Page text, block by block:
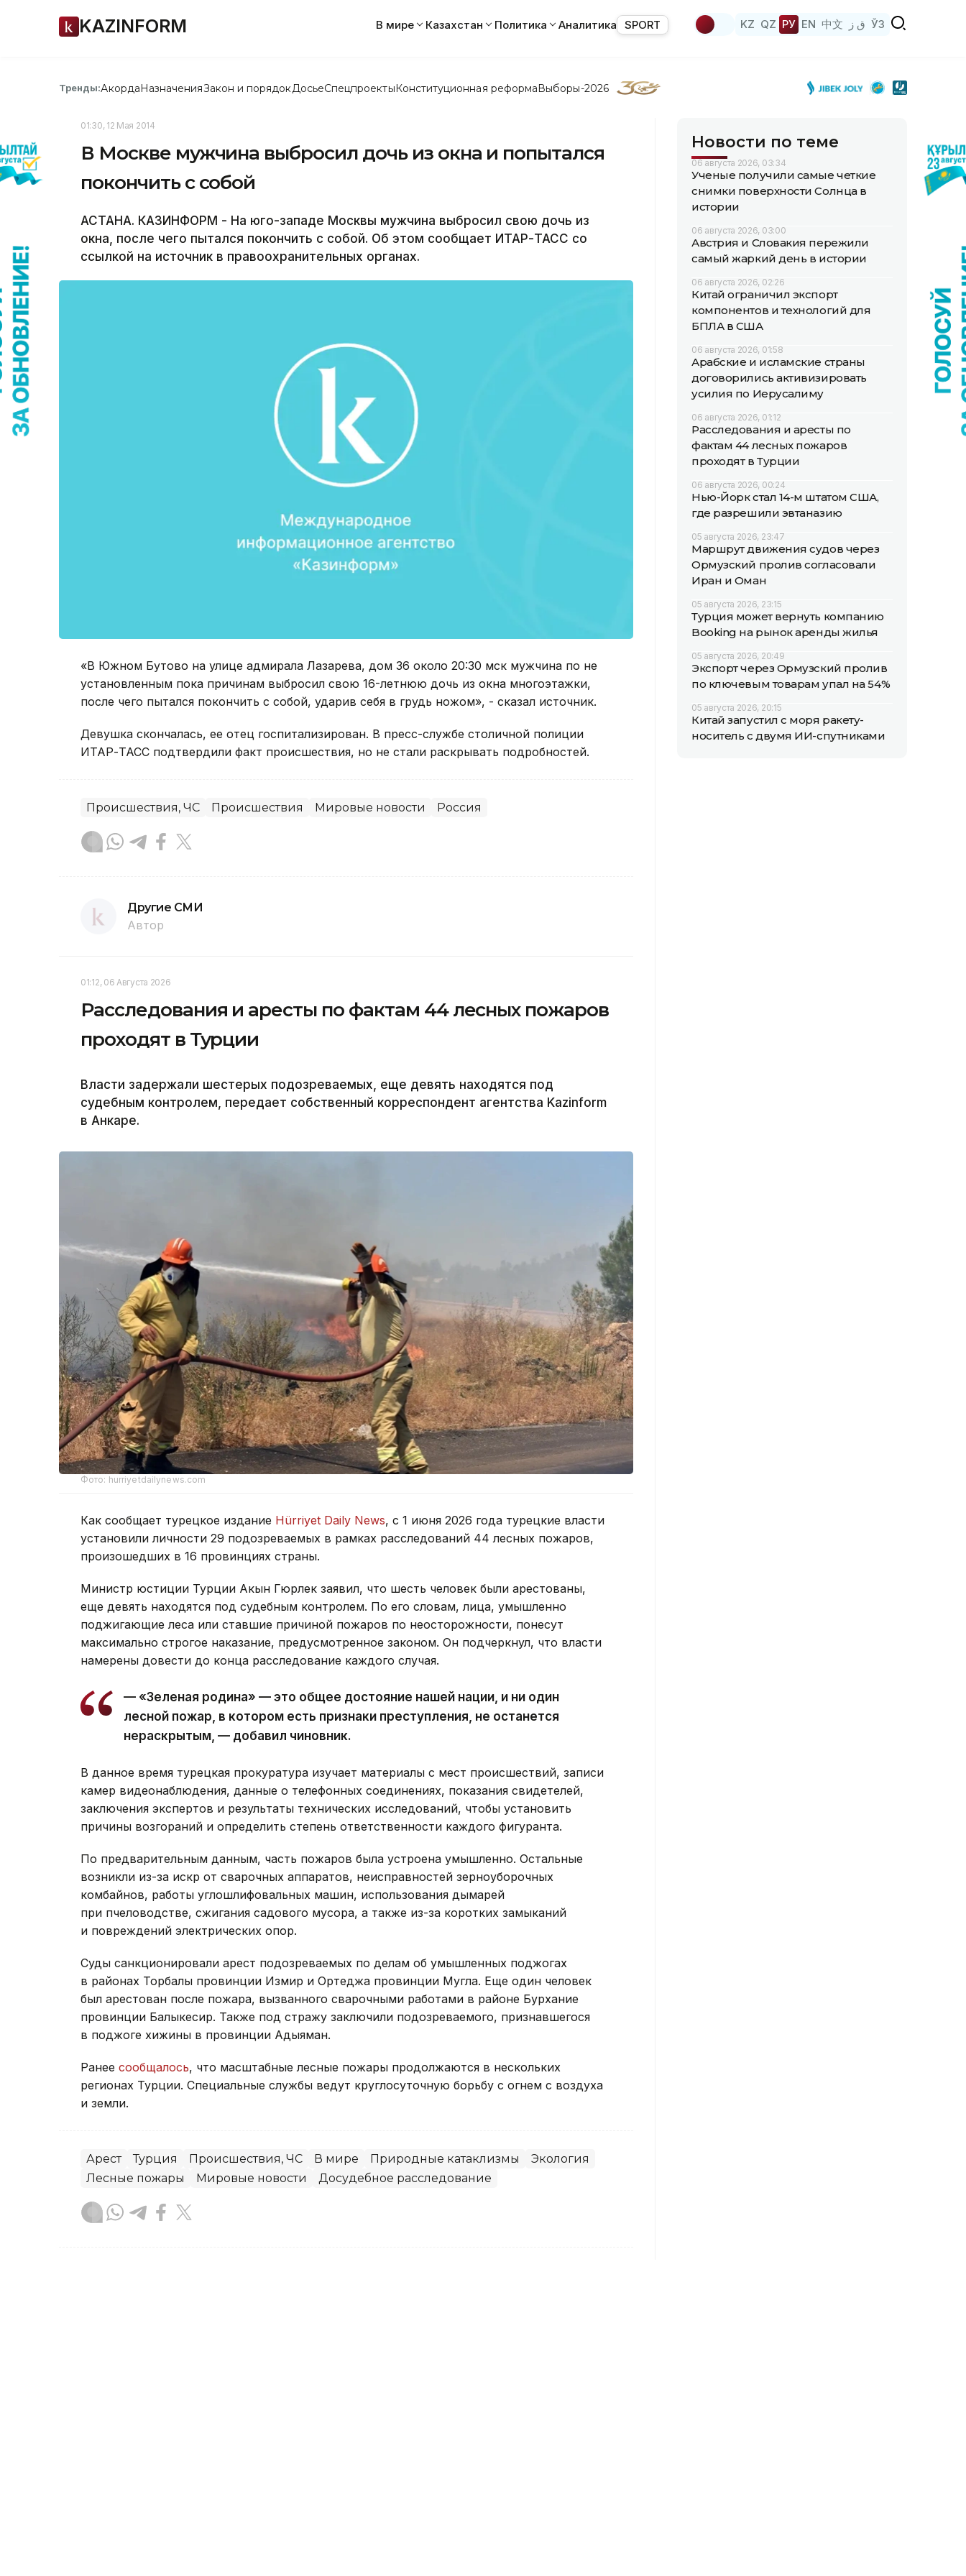
KAZINFORM В мире Казахстан Политика Аналитика SPORT KZ QZ РУ EN 中文 ق ز ЎЗ
Тренды:АкордаНазначенияЗакон и порядок ДосьеСпецпроектыКонституционная реформаВыборы-2026
01:30, 12 Мая 2014
В Москве мужчина выбросил дочь из окна и попытался
покончить с собой
АСТАНА. КАЗИНФОРМ - На юго-западе Москвы мужчина выбросил свою дочь из
окна, после чего пытался покончить с собой. Об этом сообщает ИТАР-ТАСС со
ссылкой на источник в правоохранительных органах.
«В Южном Бутово на улице адмирала Лазарева, дом 36 около 20:30 мск мужчина по не
установленным пока причинам выбросил свою 16-летнюю дочь из окна многоэтажки,
после чего пытался покончить с собой, ударив себя в грудь ножом», - сказал источник.
Девушка скончалась, ее отец госпитализирован. В пресс-службе столичной полиции
ИТАР-ТАСС подтвердили факт происшествия, но не стали раскрывать подробностей.
Происшествия, ЧС Происшествия Мировые новости Россия
Другие СМИ
Автор
01:12, 06 Августа 2026
Расследования и аресты по фактам 44 лесных пожаров
проходят в Турции
Власти задержали шестерых подозреваемых, еще девять находятся под
судебным контролем, передает собственный корреспондент агентства Kazinform
в Анкаре.
Фото: hurriyetdailynews.com
Как сообщает турецкое издание Hürriyet Daily News, с 1 июня 2026 года турецкие власти
установили личности 29 подозреваемых в рамках расследований 44 лесных пожаров,
произошедших в 16 провинциях страны.
Министр юстиции Турции Акын Гюрлек заявил, что шесть человек были арестованы,
еще девять находятся под судебным контролем. По его словам, лица, умышленно
поджигающие леса или ставшие причиной пожаров по неосторожности, понесут
максимально строгое наказание, предусмотренное законом. Он подчеркнул, что власти
намерены довести до конца расследование каждого случая.
— «Зеленая родина» — это общее достояние нашей нации, и ни один
лесной пожар, в котором есть признаки преступления, не останется
нераскрытым, — добавил чиновник.
В данное время турецкая прокуратура изучает материалы с мест происшествий, записи
камер видеонаблюдения, данные о телефонных соединениях, показания свидетелей,
заключения экспертов и результаты технических исследований, чтобы установить
причины возгораний и определить степень ответственности каждого фигуранта.
По предварительным данным, часть пожаров была устроена умышленно. Остальные
возникли из-за искр от сварочных аппаратов, неисправностей зерноуборочных
комбайнов, работы углошлифовальных машин, использования дымарей
при пчеловодстве, сжигания садового мусора, а также из-за коротких замыканий
и повреждений электрических опор.
Суды санкционировали арест подозреваемых по делам об умышленных поджогах
в районах Торбалы провинции Измир и Ортеджа провинции Мугла. Еще один человек
был арестован после пожара, вызванного сварочными работами в районе Бурхание
провинции Балыкесир. Также под стражу заключили подозреваемого, признавшегося
в поджоге хижины в провинции Адыяман.
Ранее сообщалось, что масштабные лесные пожары продолжаются в нескольких
регионах Турции. Специальные службы ведут круглосуточную борьбу с огнем с воздуха
и земли.
Арест Турция Происшествия, ЧС В мире Природные катаклизмы
Экология
Лесные пожары
Мировые новости Досудебное расследование
Новости по теме
06 августа 2026, 03:34
Ученые получили самые четкие
снимки поверхности Солнца в
истории
06 августа 2026, 03:00
Австрия и Словакия пережили
самый жаркий день в истории
06 августа 2026, 02:26
Китай ограничил экспорт
компонентов и технологий для
БПЛА в США
06 августа 2026, 01:58
Арабские и исламские страны
договорились активизировать
усилия по Иерусалиму
06 августа 2026, 01:12
Расследования и аресты по
фактам 44 лесных пожаров
проходят в Турции
06 августа 2026, 00:24
Нью-Йорк стал 14-м штатом США,
где разрешили эвтаназию
05 августа 2026, 23:47
Маршрут движения судов через
Ормузский пролив согласовали
Иран и Оман
05 августа 2026, 23:15
Турция может вернуть компанию
Booking на рынок аренды жилья
05 августа 2026, 20:49
Экспорт через Ормузский пролив
по ключевым товарам упал на 54%
05 августа 2026, 20:15
Китай запустил с моря ракету-
носитель с двумя ИИ-спутниками